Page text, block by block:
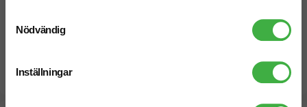
Nödvändig
Inställningar